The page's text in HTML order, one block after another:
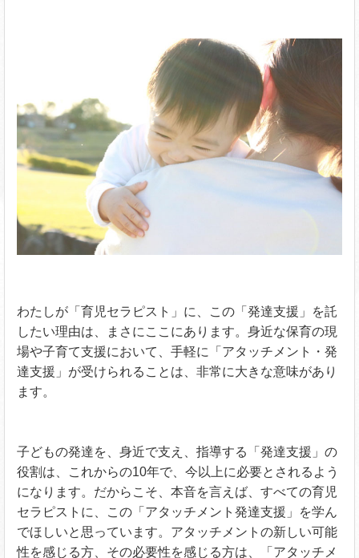
わたしが「育児セラピスト」に、この「発達支援」を託
したい理由は、まさにここにあります。身近な保育の現
場や子育て支援において、手軽に「アタッチメント・発
達支援」が受けられることは、非常に大きな意味があり
ます。
子どもの発達を、身近で支え、指導する「発達支援」の
役割は、これからの10年で、今以上に必要とされるよう
になります。だからこそ、本音を言えば、すべての育児
セラピストに、この「アタッチメント発達支援」を学ん
でほしいと思っています。アタッチメントの新しい可能
性を感じる方、その必要性を感じる方は、「アタッチメ